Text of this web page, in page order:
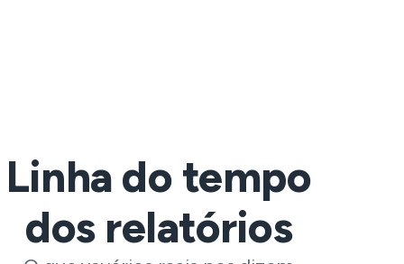
Linha do tempo
dos relatórios